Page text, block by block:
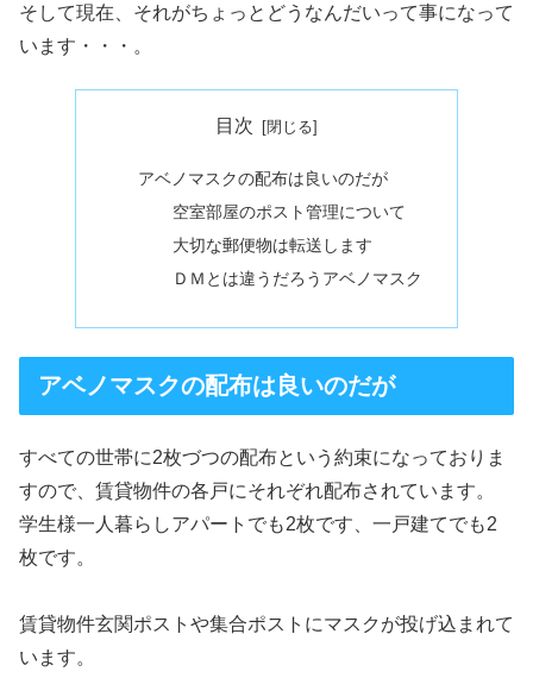
そして現在、それがちょっとどうなんだいって事になって
います・・・。
目次
アベノマスクの配布は良いのだが
空室部屋のポスト管理について
大切な郵便物は転送します
ＤＭとは違うだろうアベノマスク
アベノマスクの配布は良いのだが
すべての世帯に2枚づつの配布という約束になっておりま
すので、賃貸物件の各戸にそれぞれ配布されています。
学生様一人暮らしアパートでも2枚です、一戸建てでも2
枚です。
賃貸物件玄関ポストや集合ポストにマスクが投げ込まれて
います。